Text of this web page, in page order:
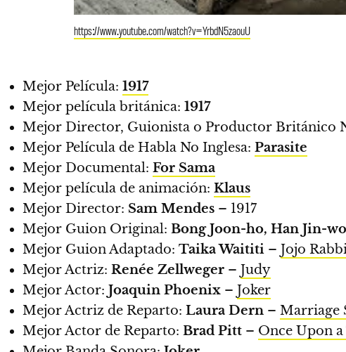
https://www.youtube.com/watch?v=YrbdN5zaouU
Mejor Película: 1917
Mejor película británica: 1917
Mejor Director, Guionista o Productor Británico
Mejor Película de Habla No Inglesa: Parasite
Mejor Documental: For Sama
Mejor película de animación: Klaus
Mejor Director: Sam Mendes – 1917
Mejor Guion Original: Bong Joon-ho, Han Jin-
Mejor Guion Adaptado: Taika Waititi – Jojo
Mejor Actriz: Renée Zellweger – Judy
Mejor Actor: Joaquin Phoenix – Joker
Mejor Actriz de Reparto: Laura Dern – Marriage
Mejor Actor de Reparto: Brad Pitt – Once Upon